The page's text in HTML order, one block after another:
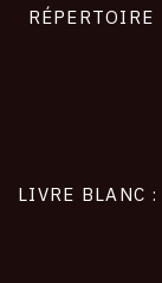
LIVRE BLANC